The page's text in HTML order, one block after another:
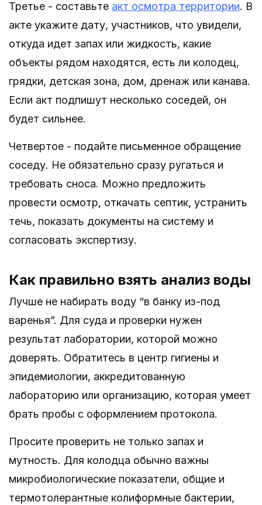
Третье - составьте акт осмотра территории. В
акте укажите дату, участников, что увидели,
откуда идет запах или жидкость, какие
объекты рядом находятся, есть ли колодец,
грядки, детская зона, дом, дренаж или канава.
Если акт подпишут несколько соседей, он
будет сильнее.
Четвертое - подайте письменное обращение
соседу. Не обязательно сразу ругаться и
требовать сноса. Можно предложить
провести осмотр, откачать септик, устранить
течь, показать документы на систему и
согласовать экспертизу.
Как правильно взять анализ воды
Лучше не набирать воду “в банку из-под
варенья”. Для суда и проверки нужен
результат лаборатории, которой можно
доверять. Обратитесь в центр гигиены и
эпидемиологии, аккредитованную
лабораторию или организацию, которая умеет
брать пробы с оформлением протокола.
Просите проверить не только запах и
мутность. Для колодца обычно важны
микробиологические показатели, общие и
термотолерантные колиформные бактерии,